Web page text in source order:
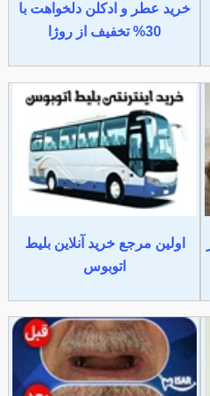
خرید عطر و ادکلن دلخواهت با
30% تخفیف از روژا
اولین مرجع خرید آنلاین بلیط
اتوبوس